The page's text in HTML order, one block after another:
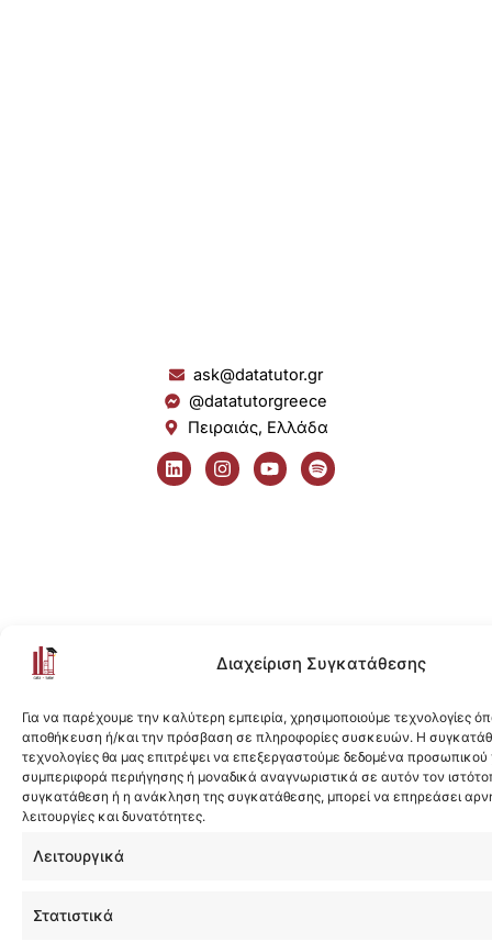
Διαχείριση Συγκατάθεσης
Για να παρέχουμε την καλύτερη εμπειρία, χρησιμοποιούμε τεχνολογίες
αποθήκευση ή/και την πρόσβαση σε πληροφορίες συσκευών. Η
τεχνολογίες θα μας επιτρέψει να επεξεργαστούμε δεδομένα
συμπεριφορά περιήγησης ή μοναδικά αναγνωριστικά σε αυτόν τον
συγκατάθεση ή η ανάκληση της συγκατάθεσης, μπορεί να επηρεάσει
λειτουργίες και δυνατότητες.
Λειτουργικά
Στατιστικά
ask@datatutor.gr
@datatutorgreece
Πειραιάς, Ελλάδα
L
i
n
I
n
s
Y
o
u
S
p
o